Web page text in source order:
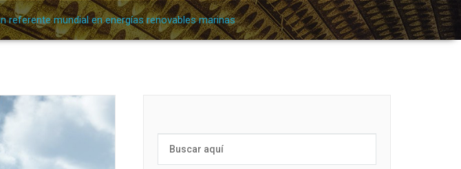
referente mundial en energías renovables marinas